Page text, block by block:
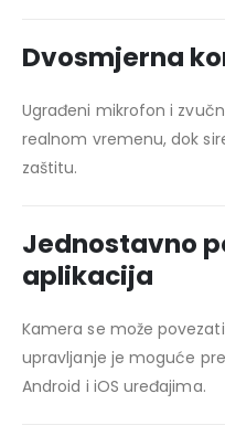
Dvosmjerna
Ugrađeni mikrofon i
realnom vremenu, dok
zaštitu.
Jednostavno
aplikacija
Kamera se može
upravljanje je moguće
Android i iOS uređajima.